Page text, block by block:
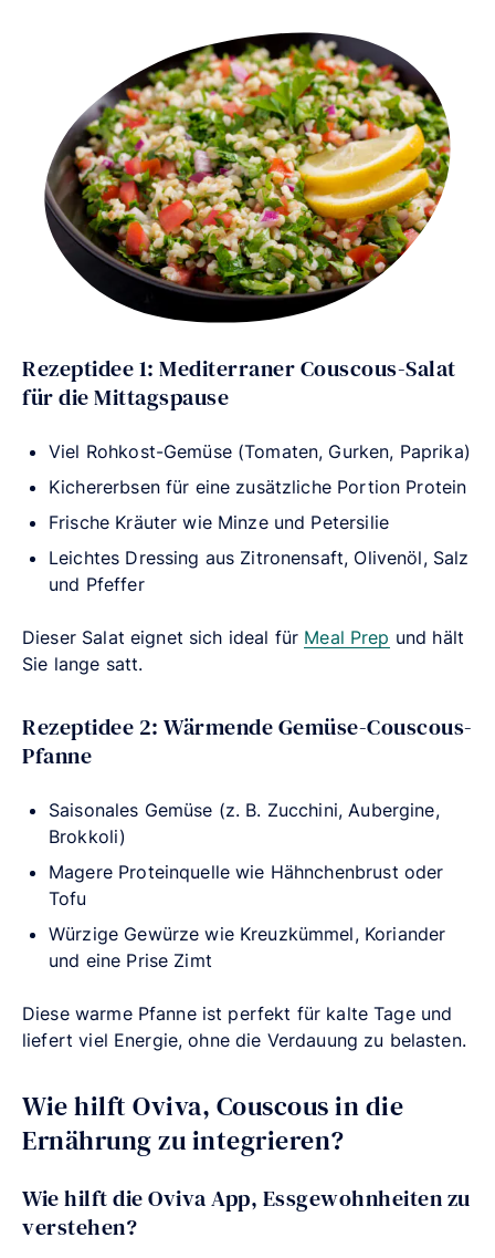
Rezeptidee 1: Mediterraner Couscous-Salat
für die Mittagspause
Viel Rohkost-Gemüse (Tomaten, Gurken, Paprika)
Kichererbsen für eine zusätzliche Portion Protein
Frische Kräuter wie Minze und Petersilie
Leichtes Dressing aus Zitronensaft, Olivenöl, Salz
und Pfeffer
Dieser Salat eignet sich ideal für Meal Prep und hält
Sie lange satt.
Rezeptidee 2: Wärmende Gemüse-Couscous-
Pfanne
Saisonales Gemüse (z. B. Zucchini, Aubergine,
Brokkoli)
Magere Proteinquelle wie Hähnchenbrust oder
Tofu
Würzige Gewürze wie Kreuzkümmel, Koriander
und eine Prise Zimt
Diese warme Pfanne ist perfekt für kalte Tage und
liefert viel Energie, ohne die Verdauung zu belasten.
Wie hilft Oviva, Couscous in die
Ernährung zu integrieren?
Wie hilft die Oviva App, Essgewohnheiten zu
verstehen?